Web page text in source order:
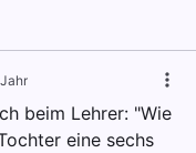
beim Lehrer: "Wie
eine sechs